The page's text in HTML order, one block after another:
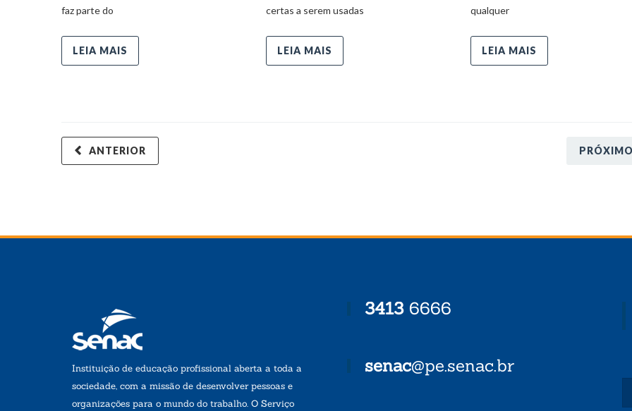
faz parte do
LEIA MAIS
certas a serem usadas
LEIA MAIS
qualquer
LEIA MAIS
PRÓXIMO
ANTERIOR
Instituição de educação profissional aberta a toda a
sociedade, com a missão de desenvolver pessoas e
organizações para o mundo do trabalho. O Serviço
34136666
senac@pe.senac.br